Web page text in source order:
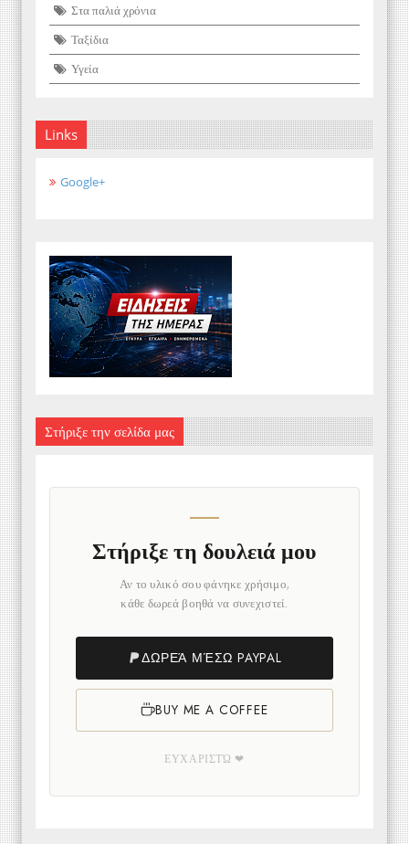
Στα παλιά χρόνια
Ταξίδια
Υγεία
Links
Google+
Στήριξε την σελίδα μας
Στήριξε τη δουλειά μου
Αν το υλικό σου φάνηκε χρήσιμο,
κάθε δωρεά βοηθά να συνεχιστεί.
ΔΩΡΕΆ ΜΈΣΩ PAYPAL
BUY ME A COFFEE
ΕΥΧΑΡΙΣΤΏ ❤